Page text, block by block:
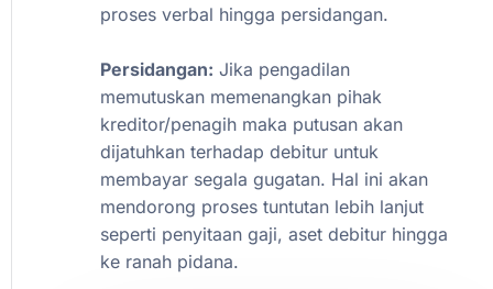
proses verbal hingga persidangan.
Persidangan: Jika pengadilan
memutuskan memenangkan pihak
kreditor/penagih maka putusan akan
dijatuhkan terhadap debitur untuk
membayar segala gugatan. Hal ini akan
mendorong proses tuntutan lebih lanjut
seperti penyitaan gaji, aset debitur hingga
ke ranah pidana.